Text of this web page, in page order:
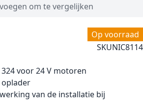
om te vergelijken
Op voorraad
SKUNIC8114
voor 24 V motoren
van de installatie bij